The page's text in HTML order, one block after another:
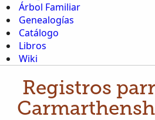
Árbol Familiar
Genealogías
Catálogo
Libros
Wiki
Registros